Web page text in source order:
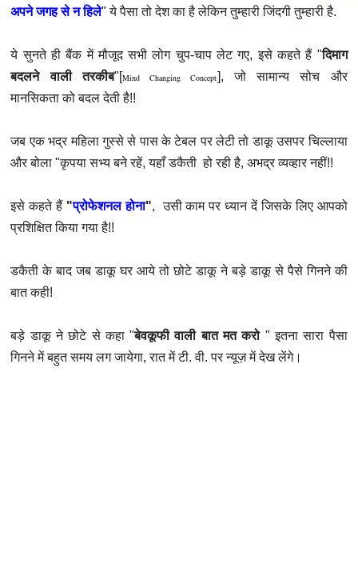
अपने जगह से न हिले" ये पैसा तो देश का है लेकिन तुम्हारी जिंदगी तुम्हारी है.
ये सुनते ही बैंक में मौजूद सभी लोग चुप-चाप लेट गए, इसे कहते हैं "दिमाग
बदलने वाली तरकीब"[Mind Changing Concept], जो सामान्य सोच और
मानसिकता को बदल देती है!!
जब एक भद्र महिला गुस्से से पास के टेबल पर लेटी तो डाकू उसपर चिल्लाया
और बोला "कृपया सभ्य बने रहें, यहाँ डकैती हो रही है, अभद्र व्यव्हार नहीं!!
इसे कहते हैं "प्रोफेशनल होना", उसी काम पर ध्यान दें जिसके लिए आपको
प्रशिक्षित किया गया है!!
डकैती के बाद जबडाकूघर आये तो छोटेडाकूने बड़ेडाकूसे पैसे गिनने की
बात कही!
बड़े डाकू ने छोटे से कहा "बेवकूफी वाली बात मत करो" इतना सारा पैसा
गिनने में बहुत समय लग जायेगा, रात में टी. वी. परन्यूज़में देख लेंगे।